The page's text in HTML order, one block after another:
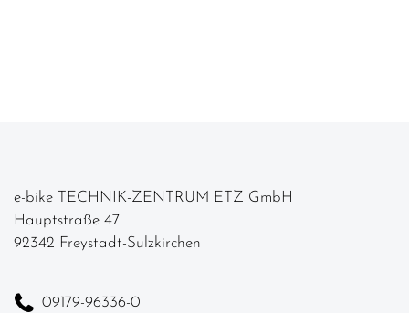
e-bike TECHNIK-ZENTRUM ETZ GmbH
Hauptstraße 47
92342 Freystadt-Sulzkirchen
09179-96336-0